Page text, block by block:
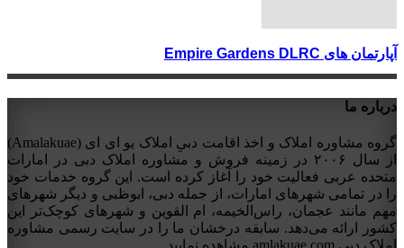
آپارتمان های Empire Gardens DLRC
درباره ما
گروه مشاوره املاک و اخذ اقامت دبیِ املاک یو ای ای (Amalakuae)
از سال ۲۰۰۶ در زمینه فروش و مشاوره املاک دبی در امارات
متحده عربی فعالیت خود را آغاز کرده است. این گروه خدمات خود
را در تمامی شهرهای امارات، از جمله دبی، ابوظبی و دیگر شهرهای
مهم مانند عجمان، راس‌الخیمه، ام القوین و شهرهای کوچک‌تر این
کشور ارائه می‌دهد. سابقه درخشان ما را در سایت رسمی مشاوره